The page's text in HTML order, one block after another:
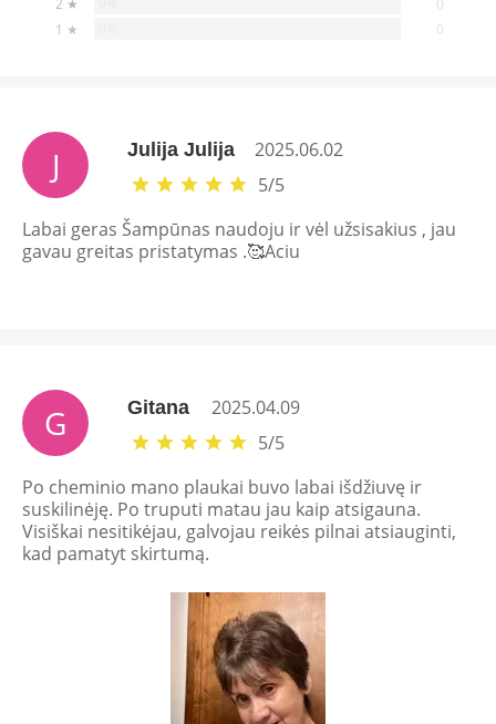
1 ★
0
J Julija Julija
2025.06.02
5/5
Labai geras Šampūnas naudoju ir vėl užsisakius , jau
gavau greitas pristatymas .🥰Aciu
G Gitana
2025.04.09
5/5
Po cheminio mano plaukai buvo labai išdžiuvę ir
suskilinėję. Po truputi matau jau kaip atsigauna.
Visiškai nesitikėjau, galvojau reikės pilnai atsiauginti,
kad pamatyt skirtumą.